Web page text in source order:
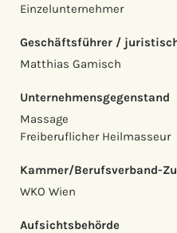
Einzelunternehmer
Geschäftsführer /
Matthias Gamisch
Unternehmensgegenstand
Massage
Freiberuflicher Heilmasseur
Kammer/Berufsverband-
WKO Wien
Aufsichtsbehörde